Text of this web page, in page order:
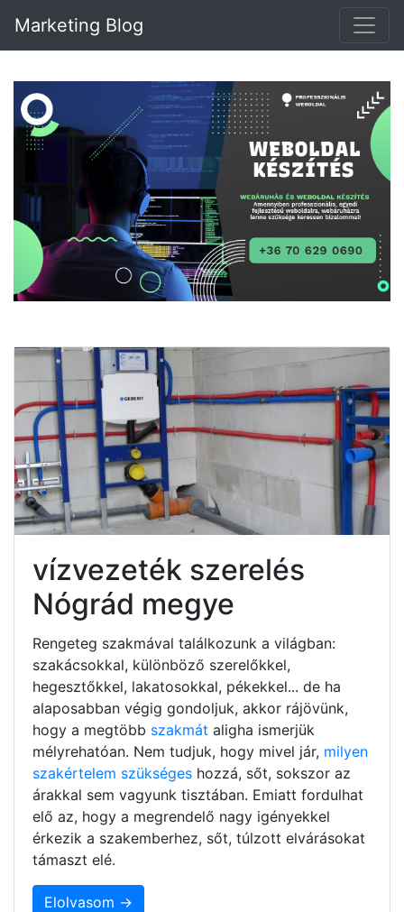
Marketing Blog
vízvezeték szerelés
Nógrád megye
Rengeteg szakmával találkozunk a világban:
szakácsokkal, különböző szerelőkkel,
hegesztőkkel, lakatosokkal, pékekkel... de ha
alaposabban végig gondoljuk, akkor rájövünk,
hogy a megtöbb szakmát aligha ismerjük
mélyrehatóan. Nem tudjuk, hogy mivel jár, milyen
szakértelem szükséges hozzá, sőt, sokszor az
árakkal sem vagyunk tisztában. Emiatt fordulhat
elő az, hogy a megrendelő nagy igényekkel
érkezik a szakemberhez, sőt, túlzott elvárásokat
támaszt elé.
Elolvasom →